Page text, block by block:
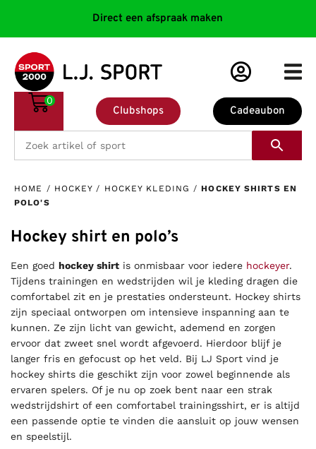
Direct een afspraak maken
Cadeaubon
Clubshops
0
HOME / HOCKEY / HOCKEY KLEDING /HOCKEY SHIRTS EN
POLO'S
Hockey shirt en polo’s
Een goed hockey shirt is onmisbaar voor iedere hockeyer.
Tijdens trainingen en wedstrijden wil je kleding dragen die
comfortabel zit en je prestaties ondersteunt. Hockey shirts
zijn speciaal ontworpen om intensieve inspanning aan te
kunnen. Ze zijn licht van gewicht, ademend en zorgen
ervoor dat zweet snel wordt afgevoerd. Hierdoor blijf je
langer fris en gefocust op het veld. Bij LJ Sport vind je
hockey shirts die geschikt zijn voor zowel beginnende als
ervaren spelers. Of je nu op zoek bent naar een strak
wedstrijdshirt of een comfortabel trainingsshirt, er is altijd
een passende optie te vinden die aansluit op jouw wensen
en speelstijl.